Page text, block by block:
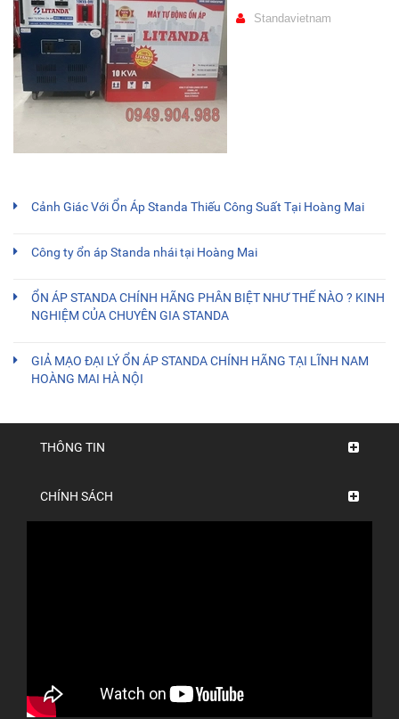
Standavietnam
Cảnh Giác Với Ổn Áp Standa Thiếu Công Suất Tại Hoàng Mai
Công ty ổn áp Standa nhái tại Hoàng Mai
ỔN ÁP STANDA CHÍNH HÃNG PHÂN BIỆT NHƯ THẾ NÀO ? KINH
NGHIỆM CỦA CHUYÊN GIA STANDA
GIẢ MẠO ĐẠI LÝ ỔN ÁP STANDA CHÍNH HÃNG TẠI LĨNH NAM
HOÀNG MAI HÀ NỘI
THÔNG TIN
CHÍNH SÁCH